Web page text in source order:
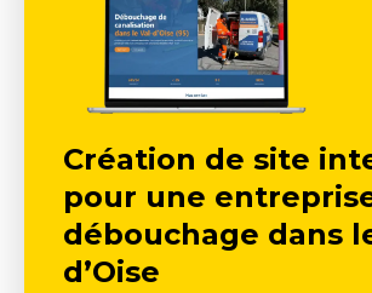
Création de site
pour une
débouchage dans
d’Oise